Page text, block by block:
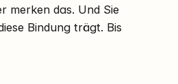
merken das. Und Sie
Bindung trägt. Bis